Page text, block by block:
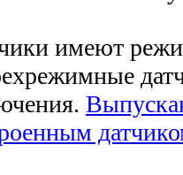
имеют